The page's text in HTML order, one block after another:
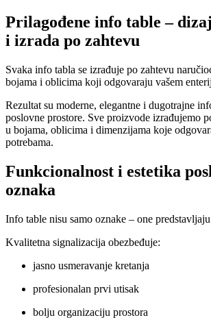
Prilagođene info table –
i izrada po zahtevu
Svaka info tabla se izrađuje po zahtevu
bojama i oblicima koji odgovaraju vašem
Rezultat su moderne, elegantne i dugotrajne
poslovne prostore. Sve proizvode izrađujemo
u bojama, oblicima i dimenzijama koje
potrebama.
Funkcionalnost i estetika
oznaka
Info table nisu samo oznake – one
Kvalitetna signalizacija obezbeđuje:
jasno usmeravanje kretanja
profesionalan prvi utisak
bolju organizaciju prostora